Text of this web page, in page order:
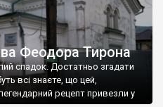
Феодора Тирона
спадок. Достатньо згадати
всі знаєте, що цей,
рецепт привезли у